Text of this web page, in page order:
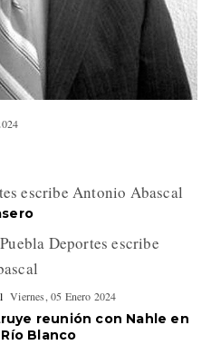
escribe Antonio Abascal
Deportes escribe
Viernes, 05 Enero 2024
reunión con Nahle en
Blanco